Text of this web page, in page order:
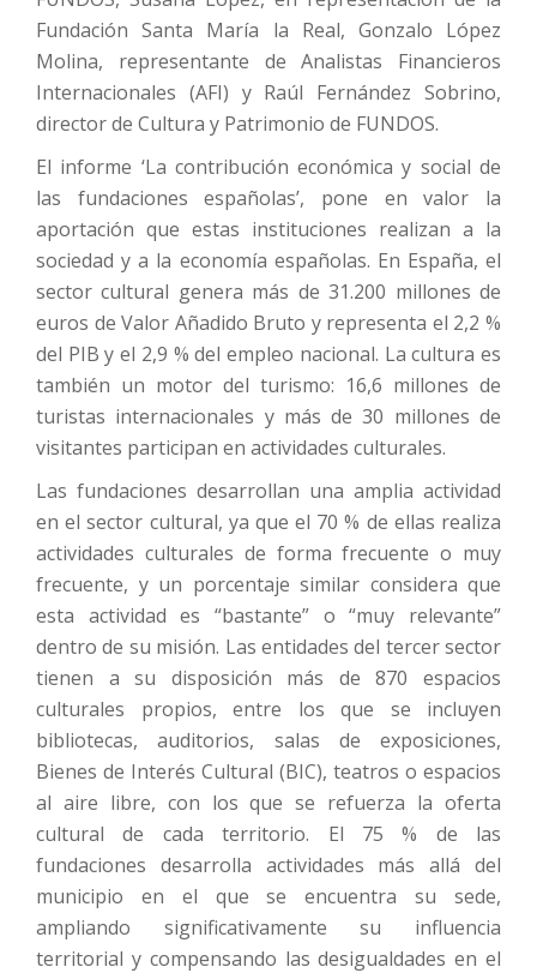
Fundación Santa María la Real, Gonzalo López
Molina, representante de Analistas Financieros
Internacionales (AFI) y Raúl Fernández Sobrino,
director de Cultura y Patrimonio de FUNDOS.
El informe ‘La contribución económica y social de
las fundaciones españolas’, pone en valor la
aportación que estas instituciones realizan a la
sociedad y a la economía españolas. En España, el
sector cultural genera más de 31.200 millones de
euros de Valor Añadido Bruto y representa el 2,2 %
del PIB y el 2,9 % del empleo nacional. La cultura es
también un motor del turismo: 16,6 millones de
turistas internacionales y más de 30 millones de
visitantes participan en actividades culturales.
Las fundaciones desarrollan una amplia actividad
en el sector cultural, ya que el 70 % de ellas realiza
actividades culturales de forma frecuente o muy
frecuente, y un porcentaje similar considera que
esta actividad es “bastante” o “muy relevante”
dentro de su misión. Las entidades del tercer sector
tienen a su disposición más de 870 espacios
culturales propios, entre los que se incluyen
bibliotecas, auditorios, salas de exposiciones,
Bienes de Interés Cultural (BIC), teatros o espacios
al aire libre, con los que se refuerza la oferta
cultural de cada territorio. El 75 % de las
fundaciones desarrolla actividades más allá del
municipio en el que se encuentra su sede,
ampliando significativamente su influencia
territorial y compensando las desigualdades en el